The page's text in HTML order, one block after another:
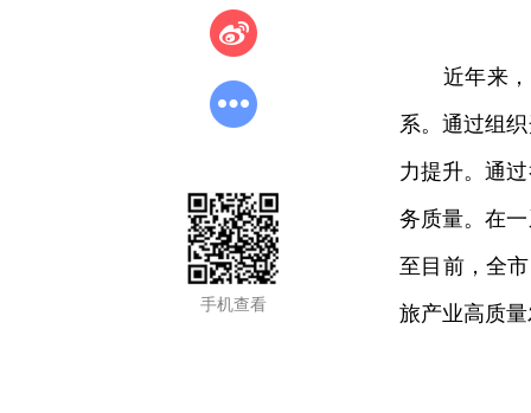
手机查看
近年来，济
系。通过组
力提升。通
务质量。在
至目前，全
旅产业高质